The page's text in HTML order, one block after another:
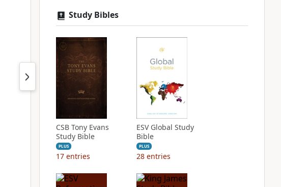
Study Bibles
CSB Tony Evans
Study Bible
PLUS
17 entries
ESV Global Study
Bible
PLUS
28 entries